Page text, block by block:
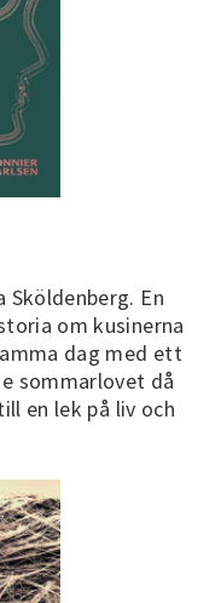
Sköldenberg. En
om kusinerna
dag med ett
sommarlovet då
en lek på liv och